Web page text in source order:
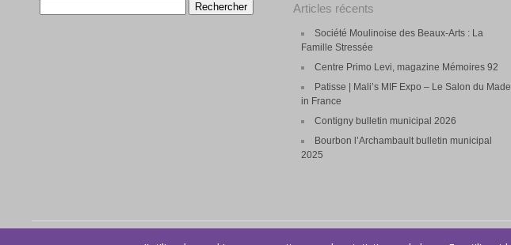
Articles récents
Société Moulinoise des Beaux-Arts : La
Famille Stressée
Centre Primo Levi, magazine Mémoires 92
Patisse | Mali’s MIF Expo – Le Salon du Made
in France
Contigny bulletin municipal 2026
Bourbon l’Archambault bulletin municipal
2025